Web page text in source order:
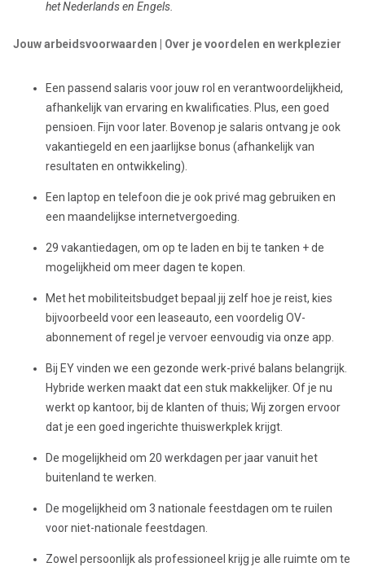
het Nederlands en Engels.
Jouw arbeidsvoorwaarden | Over je voordelen en werkplezier
Een passend salaris voor jouw rol en verantwoordelijkheid,
afhankelijk van ervaring en kwalificaties. Plus, een goed
pensioen. Fijn voor later. Bovenop je salaris ontvang je ook
vakantiegeld en een jaarlijkse bonus (afhankelijk van
resultaten en ontwikkeling).
Een laptop en telefoon die je ook privé mag gebruiken en
een maandelijkse internetvergoeding.
29 vakantiedagen, om op te laden en bij te tanken + de
mogelijkheid om meer dagen te kopen.
Met het mobiliteitsbudget bepaal jij zelf hoe je reist, kies
bijvoorbeeld voor een leaseauto, een voordelig OV-
abonnement of regel je vervoer eenvoudig via onze app.
Bij EY vinden we een gezonde werk-privé balans belangrijk.
Hybride werken maakt dat een stuk makkelijker. Of je nu
werkt op kantoor, bij de klanten of thuis; Wij zorgen ervoor
dat je een goed ingerichte thuiswerkplek krijgt.
De mogelijkheid om 20 werkdagen per jaar vanuit het
buitenland te werken.
De mogelijkheid om 3 nationale feestdagen om te ruilen
voor niet-nationale feestdagen.
Zowel persoonlijk als professioneel krijg je alle ruimte om te